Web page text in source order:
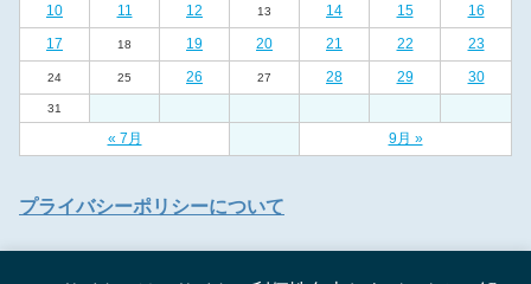
10
11 12 13 14 15
16
17
18 19 20 21 22 23
24 25 26 27 28 29 30
31
« 7月 9月 »
プライバシーポリシーについて